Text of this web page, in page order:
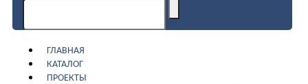
ГЛАВНАЯ
КАТАЛОГ
ПРОЕКТЫ